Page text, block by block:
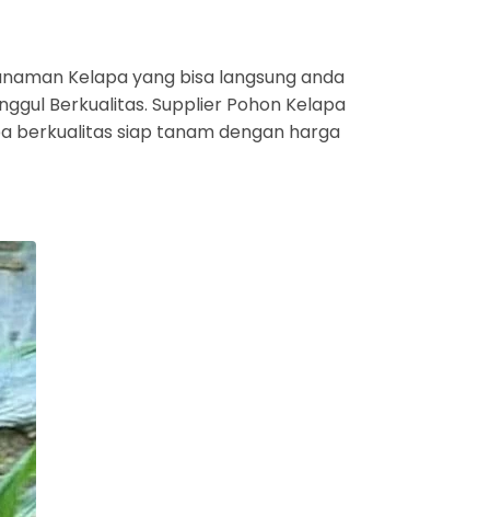
Kelapa yang bisa langsung anda
Berkualitas. Supplier Pohon Kelapa
berkualitas siap tanam dengan harga